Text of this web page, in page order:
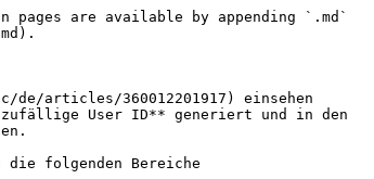
are available by appending `.md`
articles/360012201917) einsehen
User ID** generiert und in den
folgenden Bereiche